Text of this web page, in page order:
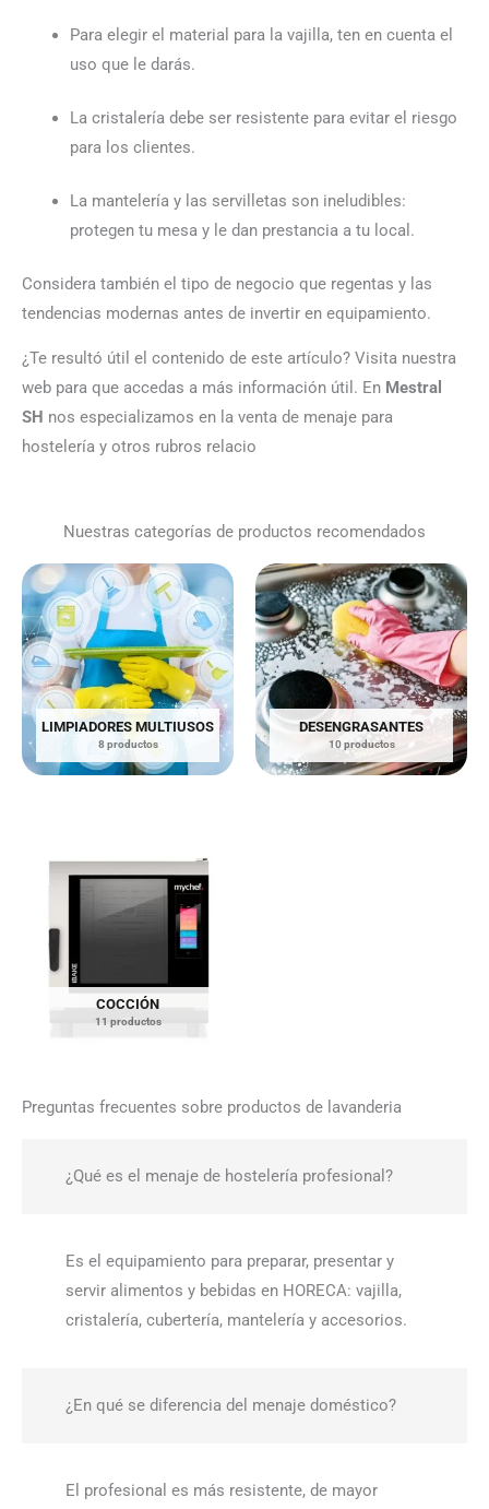
Para elegir el material para la vajilla,ten en cuenta el
uso que le darás.
La cristalería debe ser resistente para evitar el riesgo
para los clientes.
La mantelería y las servilletas son ineludibles:
protegen tu mesa y le dan prestancia a tu local.
Considera también el tipo de negocio que regentas y las
tendencias modernas antes de invertir en equipamiento.
¿Te resultó útil el contenido de este artículo? Visita nuestra
web para que accedas a más información útil. En Mestral
SH nos especializamos en la venta de menaje para
hostelería y otros rubros relacio
Nuestras categorías de productos recomendados
LIMPIADORES MULTIUSOS
8 productos
DESENGRASANTES
10 productos
COCCIÓN
11 productos
Preguntas frecuentes sobre productos de lavanderia
¿Qué es el menaje de hostelería profesional?
Es el equipamiento para preparar, presentar y
servir alimentos y bebidas en HORECA: vajilla,
cristalería, cubertería, mantelería y accesorios.
¿En qué se diferencia del menaje doméstico?
El profesional es más resistente, de mayor